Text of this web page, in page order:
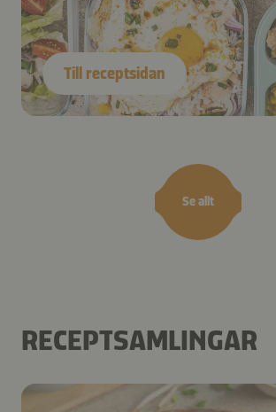
Se allt
Till receptsidan
RECEPTSAMLINGAR